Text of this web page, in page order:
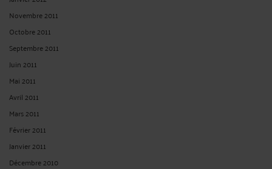
Novembre 2011
Octobre 2011
Septembre 2011
Juin 2011
Mai 2011
Avril 2011
Mars 2011
Février 2011
Janvier 2011
Décembre 2010